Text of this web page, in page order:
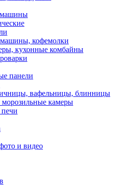
машины
кофемолки
кухонные комбайны
панели
вафельницы, блинницы
камеры
и видео